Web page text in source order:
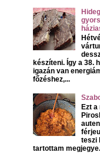
készíteni. Így a 38.
igazán van
főzéshez,...
Ezt
teszi
tartottam